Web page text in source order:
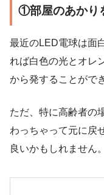
①部屋のあかり
最近のLED電球は面
れば白色の光とオレ
から発することがで
ただ、特に高齢者の
わっちゃって元に戻
良いかもしれません。